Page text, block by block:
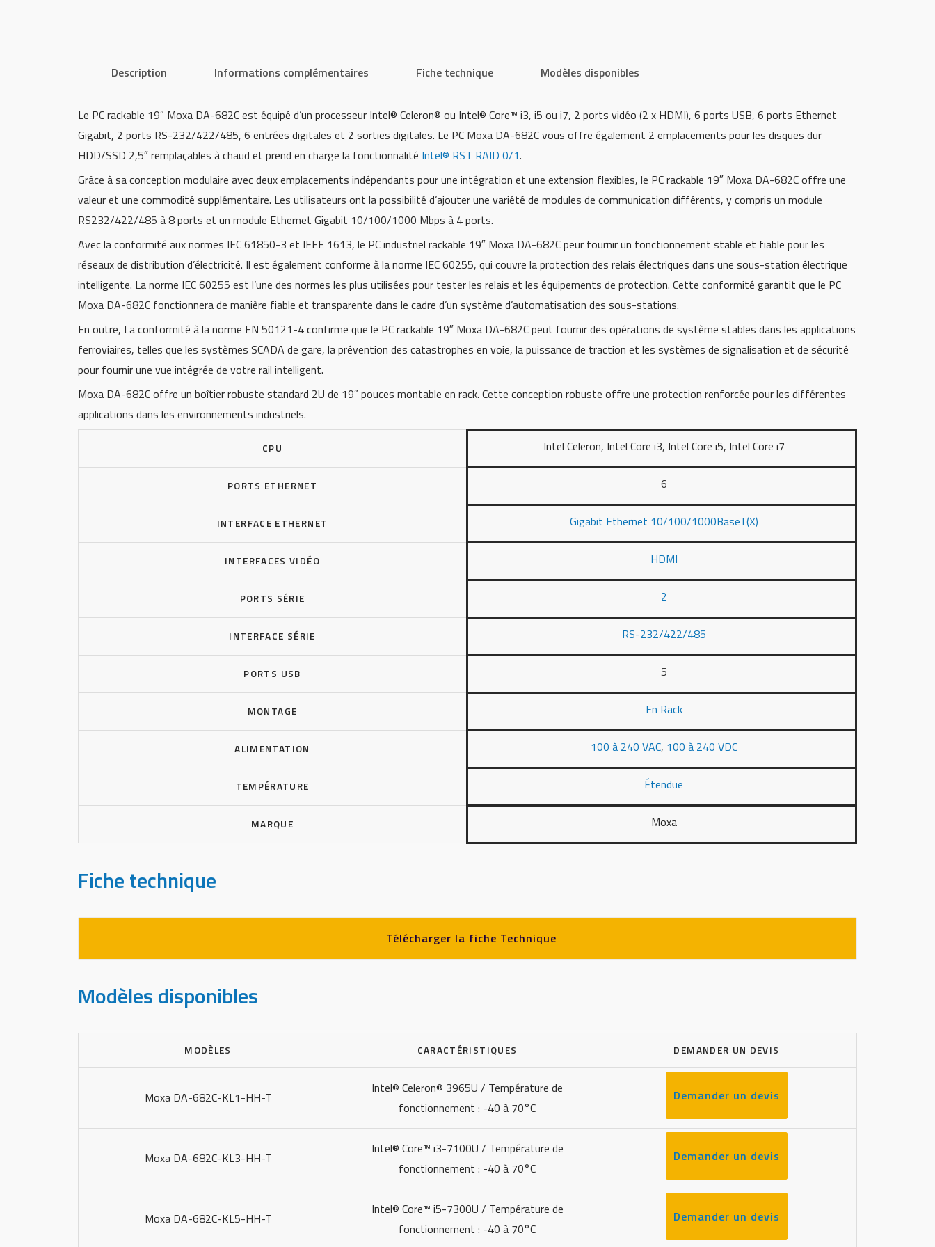
Description Informations complémentaires Fiche technique Modèles disponibles
Le PC rackable 19″ Moxa DA-682C est équipé d’un processeur Intel® Celeron® ou Intel® Core™ i3, i5 ou i7, 2 ports vidéo (2 x HDMI), 6 ports USB, 6 ports Ethernet
Gigabit, 2 ports RS-232/422/485, 6 entrées digitales et 2 sorties digitales. Le PC Moxa DA-682C vous offre également 2 emplacements pour les disques dur
HDD/SSD 2,5″ remplaçables à chaud et prend en charge la fonctionnalité Intel® RST RAID 0/1.
Grâce à sa conception modulaire avec deux emplacements indépendants pour une intégration et une extension flexibles, le PC rackable 19″ Moxa DA-682C offre une
valeur et une commodité supplémentaire. Les utilisateurs ont la possibilité d’ajouter une variété de modules de communication différents, y compris un module
RS232/422/485 à 8 ports et un module Ethernet Gigabit 10/100/1000 Mbps à 4 ports.
Avec la conformité aux normes IEC 61850-3 et IEEE 1613, le PC industriel rackable 19″ Moxa DA-682C peur fournir un fonctionnement stable et fiable pour les
réseaux de distribution d’électricité. Il est également conforme à la norme IEC 60255, qui couvre la protection des relais électriques dans une sous-station électrique
intelligente. La norme IEC 60255 est l’une des normes les plus utilisées pour tester les relais et les équipements de protection. Cette conformité garantit que le PC
Moxa DA-682C fonctionnera de manière fiable et transparente dans le cadre d’un système d’automatisation des sous-stations.
En outre, La conformité à la norme EN 50121-4 confirme que le PC rackable 19″ Moxa DA-682C peut fournir des opérations de système stables dans les applications
ferroviaires, telles que les systèmes SCADA de gare, la prévention des catastrophes en voie, la puissance de traction et les systèmes de signalisation et de sécurité
pour fournir une vue intégrée de votre rail intelligent.
Moxa DA-682C offre un boîtier robuste standard 2U de 19″ pouces montable en rack. Cette conception robuste offre une protection renforcée pour les différentes
applications dans les environnements industriels.
CPU Intel Celeron, Intel Core i3, Intel Core i5, Intel Core i7
PORTS ETHERNET 6
INTERFACE ETHERNET Gigabit Ethernet 10/100/1000BaseT(X)
INTERFACES VIDÉO HDMI
PORTS SÉRIE 2
INTERFACE SÉRIE RS-232/422/485
PORTS USB 5
MONTAGE En Rack
ALIMENTATION 100 à 240 VAC, 100 à 240 VDC
TEMPÉRATURE Étendue
MARQUE Moxa
Fiche technique
Télécharger la fiche Technique
Modèles disponibles
MODÈLES CARACTÉRISTIQUES DEMANDER UN DEVIS
Moxa DA-682C-KL1-HH-T
Intel® Celeron® 3965U / Température de
fonctionnement : -40 à 70°C
Demander un devis
Moxa DA-682C-KL3-HH-T
Intel® Core™ i3-7100U / Température de
fonctionnement : -40 à 70°C
Demander un devis
Moxa DA-682C-KL5-HH-T
Intel® Core™ i5-7300U / Température de
fonctionnement : -40 à 70°C
Demander un devis